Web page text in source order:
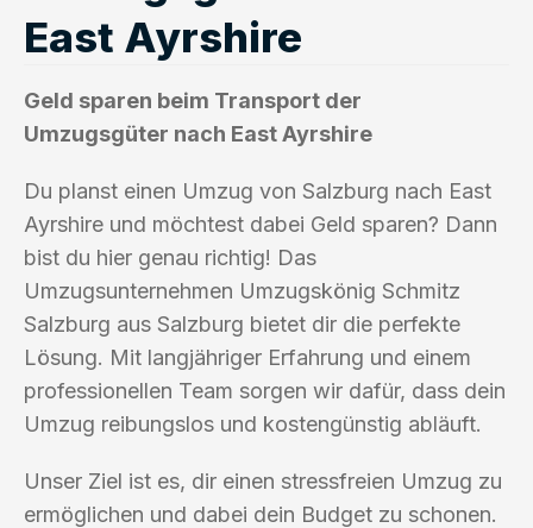
East Ayrshire
Geld sparen beim Transport der
Umzugsgüter nach East Ayrshire
Du planst einen Umzug von Salzburg nach East
Ayrshire und möchtest dabei Geld sparen? Dann
bist du hier genau richtig! Das
Umzugsunternehmen Umzugskönig Schmitz
Salzburg aus Salzburg bietet dir die perfekte
Lösung. Mit langjähriger Erfahrung und einem
professionellen Team sorgen wir dafür, dass dein
Umzug reibungslos und kostengünstig abläuft.
Unser Ziel ist es, dir einen stressfreien Umzug zu
ermöglichen und dabei dein Budget zu schonen.